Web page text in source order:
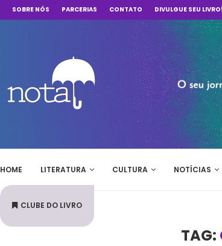
SOBRE NÓS PARCERIAS CONTATO DIVULGUE SEU LIVRO!
HOME LITERATURA CULTURA NOTÍCIAS
CLUBE DO LIVRO
TAG: